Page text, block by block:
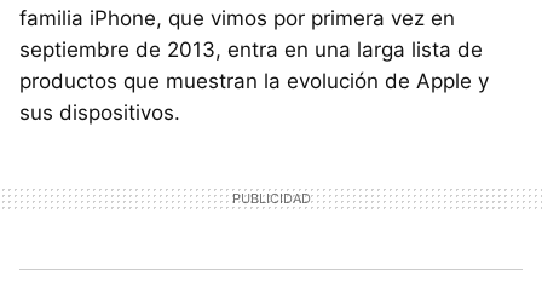
familia iPhone, que vimos por primera vez en
septiembre de 2013, entra en una larga lista de
productos que muestran la evolución de Apple y
sus dispositivos.